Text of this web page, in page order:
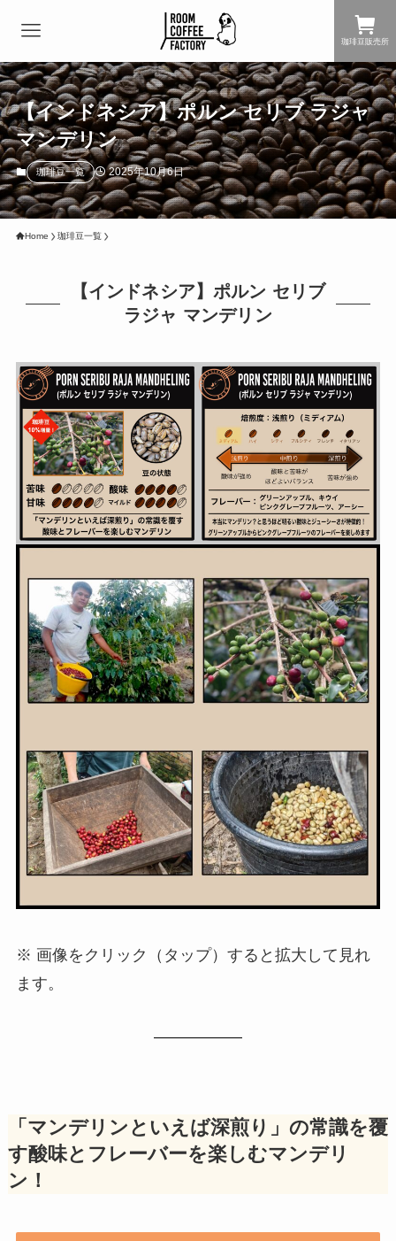
珈琲豆販売所
【インドネシア】ポルン セリブ ラジャ
マンデリン
珈琲豆一覧 2025年10月6日
Home 珈琲豆一覧
【インドネシア】ポルン セリブ
ラジャ マンデリン
※ 画像をクリック（タップ）すると拡大して見れ
ます。
「マンデリンといえば深煎り」の常識を覆
す酸味とフレーバーを楽しむマンデリ
ン！